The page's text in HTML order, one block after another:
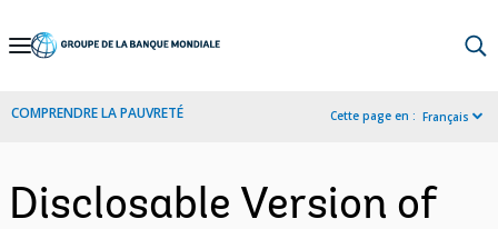
Skip
Navigation
COMPRENDRE LA PAUVRETÉ Cette page en : Français
Disclosable Version of